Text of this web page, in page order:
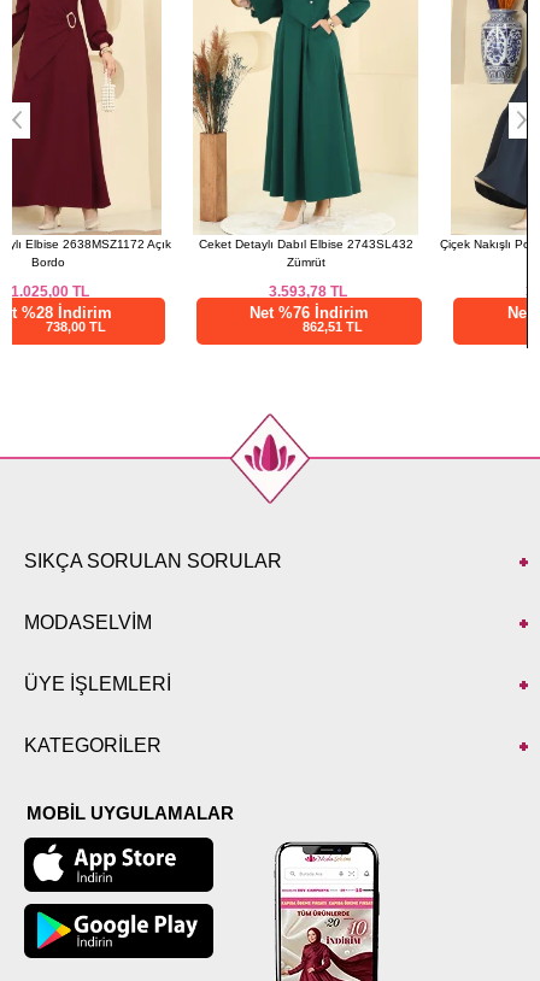
Ceket Detaylı Dabıl Elbise 2743SL432
Net %76 İndirim
Çiçek Nakışlı Poplin Elbise 327ASN888 Laci
Net %76 İndirim
SIKÇA SORULAN SORULAR
MODASELVİM
ÜYE İŞLEMLERİ
KATEGORİLER
MOBİL UYGULAMALAR